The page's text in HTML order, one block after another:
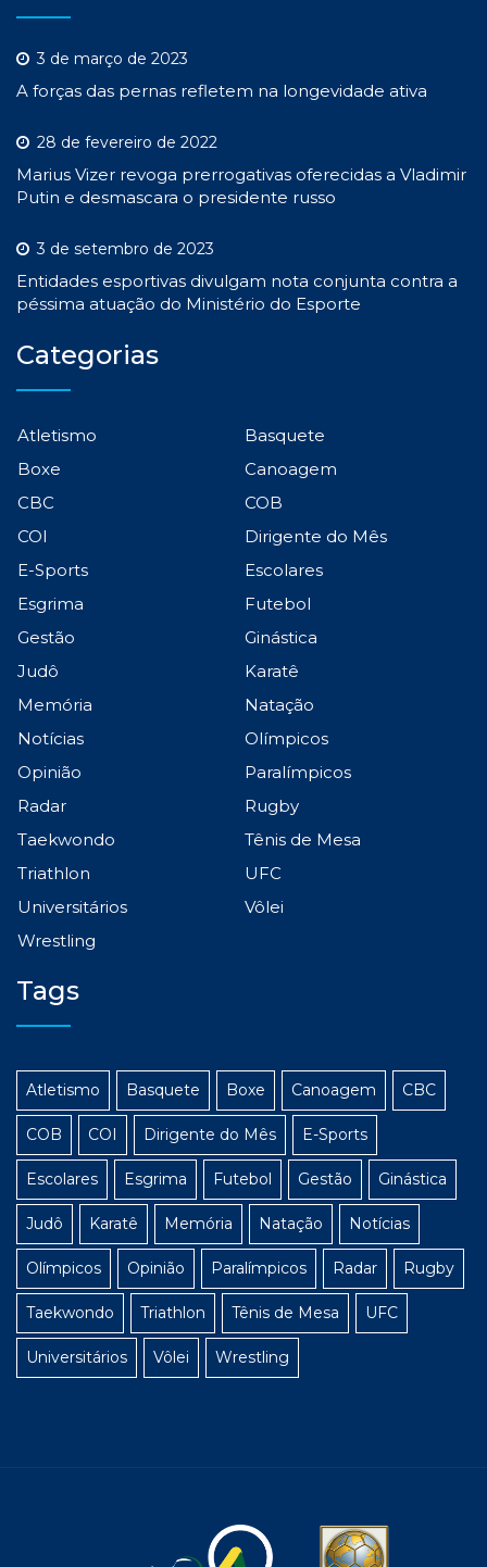
3 de março de 2023
A forças das pernas refletem na longevidade ativa
28 de fevereiro de 2022
Marius Vizer revoga prerrogativas oferecidas a Vladimir
Putin e desmascara o presidente russo
3 de setembro de 2023
Entidades esportivas divulgam nota conjunta contra a
péssima atuação do Ministério do Esporte
Categorias
Atletismo
Basquete
Boxe
Canoagem
CBC
COB
COI
Dirigente do Mês
E-Sports
Escolares
Esgrima
Futebol
Gestão
Ginástica
Judô
Karatê
Memória
Natação
Notícias
Olímpicos
Opinião
Paralímpicos
Radar
Rugby
Taekwondo
Tênis de Mesa
Triathlon
UFC
Universitários
Vôlei
Wrestling
Tags
Atletismo Basquete Boxe Canoagem CBC
COB COI Dirigente do Mês E-Sports
Escolares Esgrima Futebol Gestão Ginástica
Judô Karatê Memória Natação Notícias
Olímpicos Opinião Paralímpicos Radar Rugby
Taekwondo Triathlon Tênis de Mesa UFC
Universitários Vôlei Wrestling